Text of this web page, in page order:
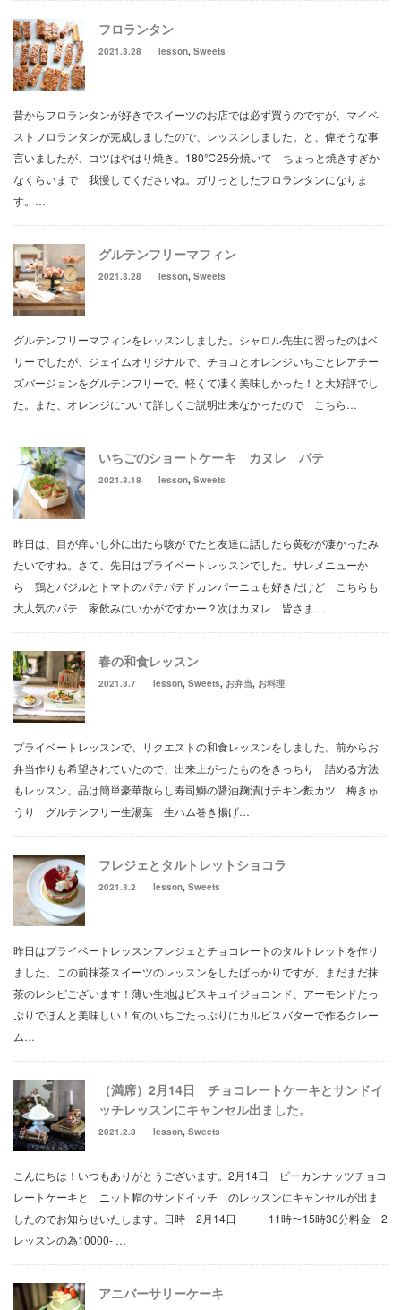
フロランタン
2021.3.28 lesson, Sweets
昔からフロランタンが好きでスイーツのお店では必ず買うのですが、マイベ
ストフロランタンが完成しましたので、レッスンしました。と、偉そうな事
言いましたが、コツはやはり焼き。180℃25分焼いて ちょっと焼きすぎか
なくらいまで 我慢してくださいね。ガリっとしたフロランタンになりま
す。…
グルテンフリーマフィン
2021.3.28 lesson, Sweets
グルテンフリーマフィンをレッスンしました。シャロル先生に習ったのはベ
リーでしたが、ジェイムオリジナルで、チョコとオレンジいちごとレアチー
ズバージョンをグルテンフリーで。軽くて凄く美味しかった！と大好評でし
た。また、オレンジについて詳しくご説明出来なかったので こちら…
いちごのショートケーキ カヌレ パテ
2021.3.18 lesson, Sweets
昨日は、目が痒いし外に出たら咳がでたと友達に話したら黄砂が凄かったみ
たいですね。さて、先日はプライベートレッスンでした。サレメニューか
ら 鶏とバジルとトマトのパテパテドカンパーニュも好きだけど こちらも
大人気のパテ 家飲みにいかがですかー？次はカヌレ 皆さま…
春の和食レッスン
2021.3.7 lesson, Sweets, お弁当, お料理
プライベートレッスンで、リクエストの和食レッスンをしました。前からお
弁当作りも希望されていたので、出来上がったものをきっちり 詰める方法
もレッスン。品は簡単豪華散らし寿司鰤の醤油麹漬けチキン麩カツ 梅きゅ
うり グルテンフリー生湯葉 生ハム巻き揚げ…
フレジェとタルトレットショコラ
2021.3.2 lesson, Sweets
昨日はプライベートレッスンフレジェとチョコレートのタルトレットを作り
ました。この前抹茶スイーツのレッスンをしたばっかりですが、まだまだ抹
茶のレシピございます！薄い生地はビスキュイジョコンド、アーモンドたっ
ぷりでほんと美味しい！旬のいちごたっぷりにカルピスバターで作るクレー
ム…
（満席）2月14日 チョコレートケーキとサンドイ
ッチレッスンにキャンセル出ました。
2021.2.8 lesson, Sweets
こんにちは！いつもありがとうございます。2月14日 ピーカンナッツチョコ
レートケーキと ニット帽のサンドイッチ のレッスンにキャンセルが出ま
したのでお知らせいたします。日時 2月14日 11時〜15時30分料金 2
レッスンの為10000- …
アニバーサリーケーキ